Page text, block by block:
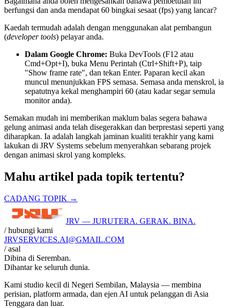
berfungsi dan anda mendapat 60 bingkai sesaat (fps) yang lancar?
Kaedah termudah adalah dengan menggunakan alat pembangun
(developer tools) pelayar anda.
Dalam Google Chrome: Buka DevTools (F12 atau
Cmd+Opt+I), buka Menu Perintah (Ctrl+Shift+P), taip
"Show frame rate", dan tekan Enter. Paparan kecil akan
muncul menunjukkan FPS semasa. Semasa anda menskrol, ia
sepatutnya kekal menghampiri 60 (atau kadar segar semula
monitor anda).
Semakan mudah ini memberikan maklum balas segera bahawa
gelung animasi anda telah disegerakkan dan berprestasi seperti yang
diharapkan. Ia adalah langkah jaminan kualiti terakhir yang kami
lakukan di JRV Systems sebelum menyerahkan sebarang projek
dengan animasi skrol yang kompleks.
Mahu artikel pada topik tertentu?
CADANG TOPIK →
JRV — JURUTERA. GERAK. BINA.
/ hubungi kami
JRVSERVICES.AI@GMAIL.COM
/ asal
Dibina di Seremban.
Dihantar ke seluruh dunia.
Kami studio kecil di Negeri Sembilan, Malaysia — membina
perisian, platform armada, dan ejen AI untuk pelanggan di Asia
Tenggara dan luar.